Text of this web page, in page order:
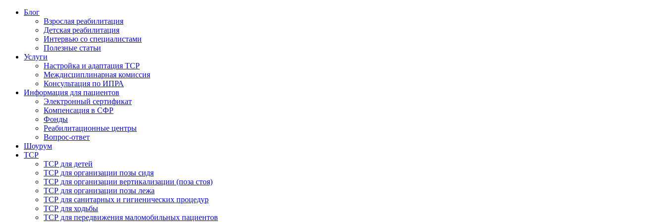
Блог
Взрослая реабилитация
Детская реабилитация
Интервью со специалистами
Полезные статьи
Услуги
Настройка и адаптация ТСР
Междисциплинарная комиссия
Консультация по ИПРА
Информация для пациентов
Электронный сертификат
Компенсация в СФР
Фонды
Реабилитационные центры
Вопрос-ответ
Шоурум
ТСР
ТСР для детей
ТСР для организации позы сидя
ТСР для организации вертикализации (поза стоя)
ТСР для организации позы лежа
ТСР для санитарных и гигиенических процедур
ТСР для ходьбы
ТСР для передвижения маломобильных пациентов